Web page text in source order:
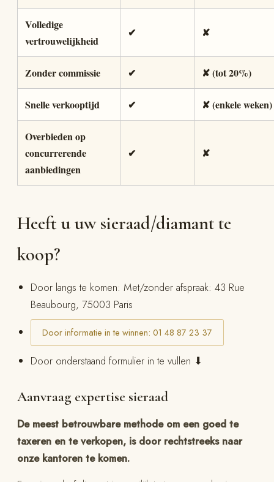
Volledige
vertrouwelijkheid
✔ ✘
Zonder commissie ✔ ✘ (tot 20%)
Snelle verkooptijd ✔ ✘ (enkele weken)
Overbieden op
concurrerende
aanbiedingen
✔ ✘
Heeft u uw sieraad/diamant te
koop?
Door langs te komen: Met/zonder afspraak: 43 Rue
Beaubourg, 75003 Paris
Door informatie in te winnen: 01 48 87 23 37
Door onderstaand formulier in te vullen ⬇
Aanvraag expertise sieraad
De meest betrouwbare methode om een goed te
taxeren en te verkopen, is door rechtstreeks naar
onze kantoren te komen.